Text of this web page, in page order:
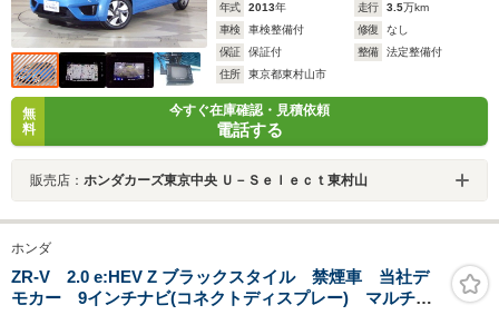
年式 2013年 走行 3.5万km
車検
車検整備付 修復
なし
保証
保証付 整備
法定整備付
住所
東京都東村山市
無
料
今すぐ在庫確認・見積依頼
電話する
販売店： ホンダカーズ東京中央 Ｕ－Ｓｅｌｅｃｔ東村山
ホンダ
ZR-V 2.0 e:HEV Z ブラックスタイル 禁煙車 当社デ
モカー 9インチナビ(コネクトディスプレー) マルチビ